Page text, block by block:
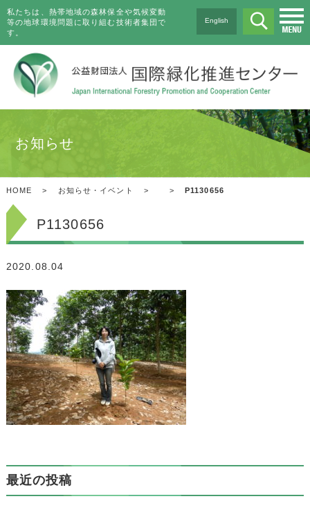
私たちは、熱帯地域の森林保全や気候変動
等の地球環境問題に取り組む技術者集団で
す。
English
お知らせ
HOME > お知らせ・イベント > > P1130656
P1130656
2020.08.04
最近の投稿